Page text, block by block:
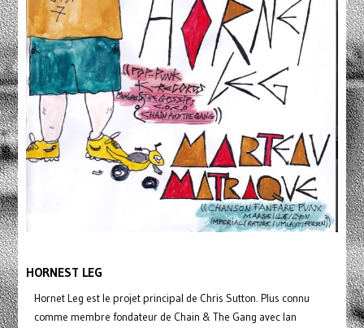
HORNEST LEG
Hornet Leg est le projet principal de Chris Sutton. Plus connu
comme membre fondateur de Chain & The Gang avec Ian